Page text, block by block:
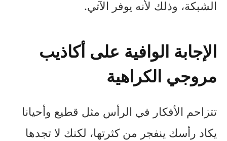
الشبكة، وذلك لأنه يوفر الآتي.
الإجابة الوافية على أكاذيب
مروجي الكراهية
تتزاحم الأفكار في الرأس مثل قطيع وأحيانا
يكاد رأسك ينفجر من كثرتها، لكنك لا تجدها